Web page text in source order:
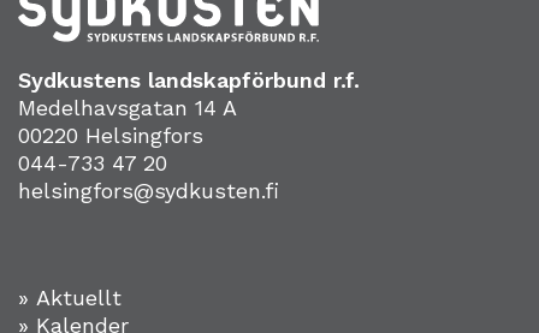
Sydkustens landskapförbund r.f.
Medelhavsgatan 14 A
00220 Helsingfors
044-733 47 20
helsingfors@sydkusten.fi
» Aktuellt
» Kalender